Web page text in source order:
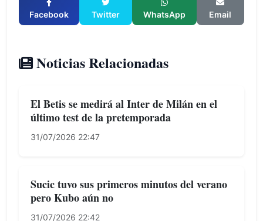
Facebook Twitter WhatsApp Email
Noticias Relacionadas
El Betis se medirá al Inter de Milán en el
último test de la pretemporada
31/07/2026 22:47
Sucic tuvo sus primeros minutos del verano
pero Kubo aún no
31/07/2026 22:42